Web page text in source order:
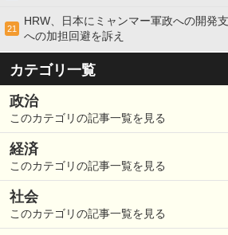
21
HRW、日本にミャンマー軍政への開発
への加担回避を訴え
カテゴリ一覧
政治
このカテゴリの記事一覧を見る
経済
このカテゴリの記事一覧を見る
社会
このカテゴリの記事一覧を見る